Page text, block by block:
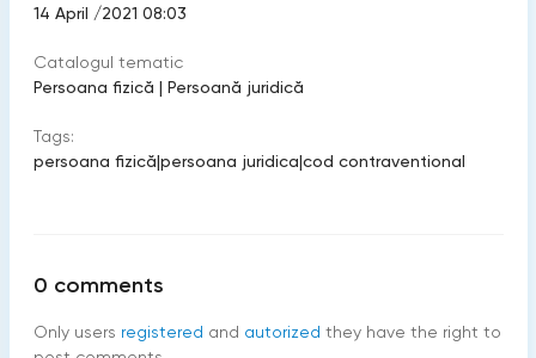
14 April /2021 08:03
Catalogul tematic
Persoana fizică | Persoană juridică
Tags:
persoana fizică|persoana juridica|cod contraventional
0 comments
Only users registered and autorized they have the right to